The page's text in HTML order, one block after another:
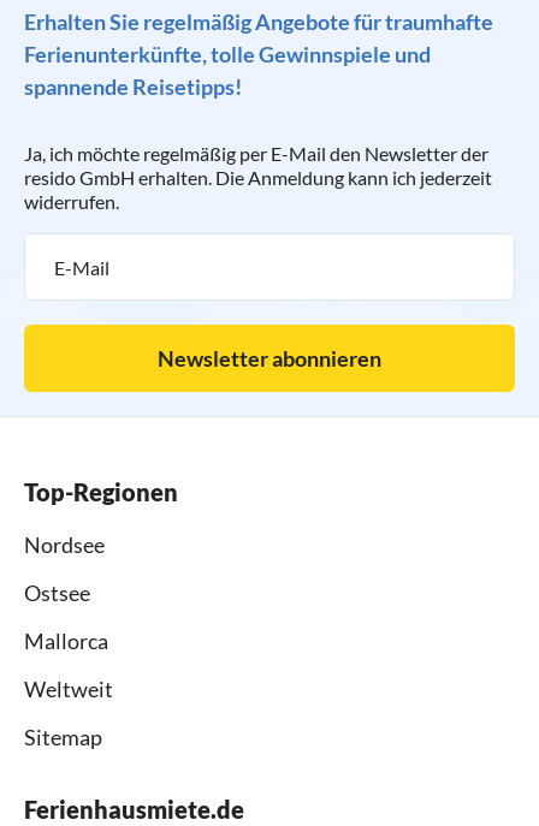
Erhalten Sie regelmäßig Angebote für traumhafte
Ferienunterkünfte, tolle Gewinnspiele und
spannende Reisetipps!
Ja, ich möchte regelmäßig per E-Mail den Newsletter der
resido GmbH erhalten. Die Anmeldung kann ich jederzeit
widerrufen.
Newsletter abonnieren
Top-Regionen
Nordsee
Ostsee
Mallorca
Weltweit
Sitemap
Ferienhausmiete.de